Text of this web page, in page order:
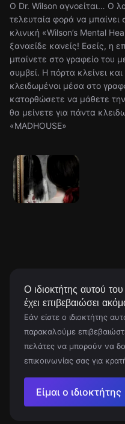
Ο Dr. Wilson αγνοείται… Ο
τελευταία φορά να μπαίνει
κλινική «Wilson’s Mental
ξαναείδε κανείς! Εσείς, η
μπαίνετε στο γραφείο του
συμβεί. Η πόρτα κλείνει και
κλειδωμένοι μέσα στο
κατορθώσετε να μάθετε
θα μείνετε για πάντα
«MADHOUSE»
Ο ιδιοκτήτης αυτού
έχει επιβεβαιώσει
Εάν είστε ο ιδιοκτήτης
παρακαλούμε
πελάτες να μπορούν να
επικοινωνίας σας για
Είμαι ο ιδιοκτήτης